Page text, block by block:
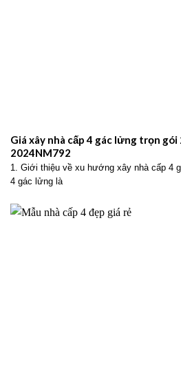
Giá xây nhà cấp 4 gác lửng trọn gói
2024NM792
1. Giới thiệu về xu hướng xây nhà cấp 4
4 gác lửng là